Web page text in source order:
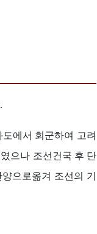
에서 회군하여 고려
으나 조선건국 후 단
으로옮겨 조선의 기